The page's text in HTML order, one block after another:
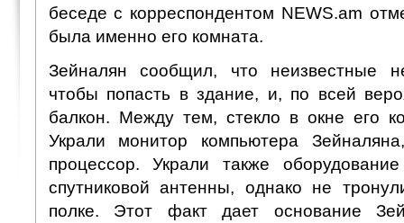
беседе с корреспондентом NEWS.am
была именно его комната.
Зейналян сообщил, что неизвестные
чтобы попасть в здание, и, по всей
балкон. Между тем, стекло в окне его
Украли монитор компьютера
процессор. Украли также
спутниковой антенны, однако не
полке. Этот факт дает основание